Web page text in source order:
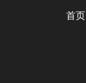
首页